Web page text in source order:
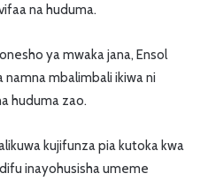
na huduma.
ya mwaka jana, Ensol
mbalimbali ikiwa ni
huduma zao.
kujifunza pia kutoka kwa
inayohusisha umeme